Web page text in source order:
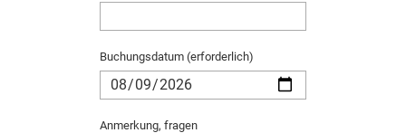
Buchungsdatum (erforderlich)
Anmerkung, fragen